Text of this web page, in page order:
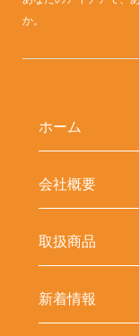
か。
ホーム
会社概要
取扱商品
新着情報